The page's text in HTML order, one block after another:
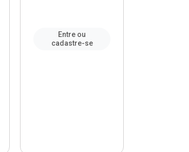
Entre ou
cadastre-se